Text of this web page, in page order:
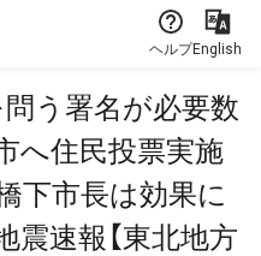
ヘルプEnglish
問う署名が必要数
へ住民投票実施
下市長は効果に
速報【東北地方